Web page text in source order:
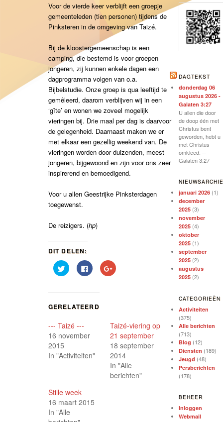
Voor de vierde keer verblijft een groepje
gemeenteleden (tien personen) tijdens de
Pinksteren in de omgeving van Taizé.
Bij de kloostergemeenschap is een
camping, die bestemd is voor groepen
jongeren, zij kunnen enkele dagen een
dagprogramma volgen van o.a.
Bijbelstudie. Onze groep is qua leeftijd te
gemêleerd, daarom verblijven wij in een
‘gîte’ en wonen we zoveel mogelijk
vieringen bij. Drie maal per dag is daarvoor
de gelegenheid. Daarnaast maken we er
met elkaar een gezellig weekend van. De
vieringen worden door duizenden, meest
jongeren, bijgewoond en zijn voor ons zeer
inspirerend en bemoedigend.
Voor u allen Geestrijke Pinksterdagen
toegewenst.
De reizigers. (hp)
DIT DELEN:
Klik
om
in
venster
geopend)
Klik
om
in
geopend)
Klik
om
venster
geopend)
GERELATEERD
--- Taizé ---
16 november
2015
In "Activiteiten"
Taizé-viering op
21 september
18 september
2014
In "Alle
berichten"
Stille week
16 maart 2015
In "Alle
DAGTEKST
donderdag 06
augustus 2026 -
Galaten 3:27
U allen die door
de doop één met
Christus bent
geworden, hebt u
met Christus
omkleed. --
Galaten 3:27
januari 2026 (1)
december
2025 (3)
november
2025 (4)
oktober
2025 (1)
september
2025 (2)
augustus
2025 (2)
CATEGORIEËN
Activiteiten
(375)
Alle berichten
(713)
Blog (12)
Diensten (189)
Jeugd (48)
Persberichten
(178)
BEHEER
Inloggen
Webmail